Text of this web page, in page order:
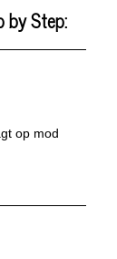
by Step:
op mod